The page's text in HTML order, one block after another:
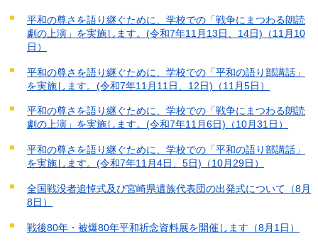
平和の尊さを語り継ぐために、学校での「戦争にまつわる朗読
劇の上演」を実施します。(令和7年11月13日、14日)（11月10
日）
平和の尊さを語り継ぐために、学校での「平和の語り部講話」
を実施します。(令和7年11月11日、12日)（11月5日）
平和の尊さを語り継ぐために、学校での「戦争にまつわる朗読
劇の上演」を実施します。(令和7年11月6日)（10月31日）
平和の尊さを語り継ぐために、学校での「平和の語り部講話」
を実施します。(令和7年11月4日、5日)（10月29日）
全国戦没者追悼式及び宮崎県遺族代表団の出発式について（8月
8日）
戦後80年・被爆80年平和祈念資料展を開催します（8月1日）